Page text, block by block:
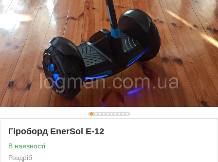
Гіроборд EnerSol E-12
В наявності
Роздріб